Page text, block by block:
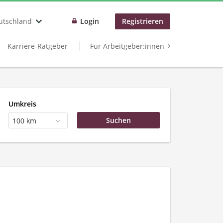
Login Registrieren
Karriere-Ratgeber Für Arbeitgeber:innen
Umkreis
100 km